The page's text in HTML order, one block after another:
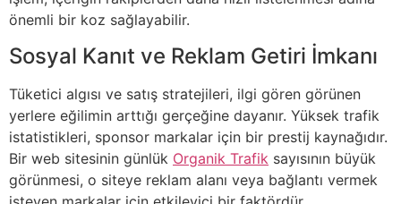
önemli bir koz sağlayabilir.
Sosyal Kanıt ve Reklam Getiri İmkanı
Tüketici algısı ve satış stratejileri, ilgi gören görünen
yerlere eğilimin arttığı gerçeğine dayanır. Yüksek trafik
istatistikleri, sponsor markalar için bir prestij kaynağıdır.
Bir web sitesinin günlük Organik Trafik sayısının büyük
görünmesi, o siteye reklam alanı veya bağlantı vermek